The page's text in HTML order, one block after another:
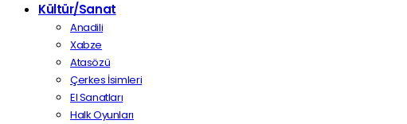
Kültür/Sanat
Anadili
Xabze
Atasözü
Çerkes İsimleri
El Sanatları
Halk Oyunları